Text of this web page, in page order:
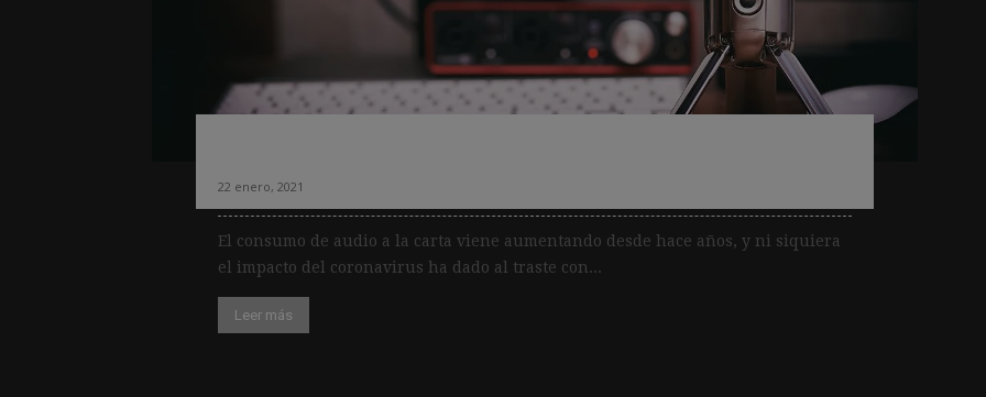
22 enero, 2021
El consumo de audio a la carta viene aumentando desde hace años, y ni siquiera
el impacto del coronavirus ha dado al traste con...
Leer más